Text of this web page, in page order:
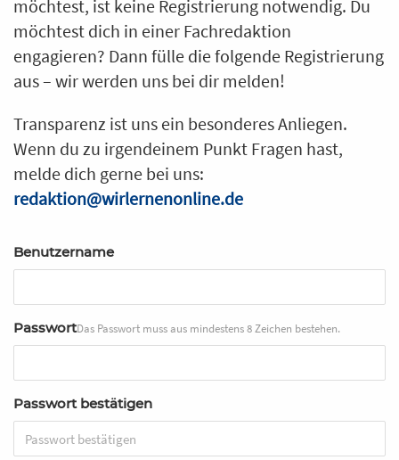
möchtest, ist keine Registrierung notwendig. Du
möchtest dich in einer Fachredaktion
engagieren? Dann fülle die folgende Registrierung
aus – wir werden uns bei dir melden!
Transparenz ist uns ein besonderes Anliegen.
Wenn du zu irgendeinem Punkt Fragen hast,
melde dich gerne bei uns:
redaktion@wirlernenonline.de
Benutzername
PasswortDas Passwort muss aus mindestens 8 Zeichen bestehen.
Passwort bestätigen